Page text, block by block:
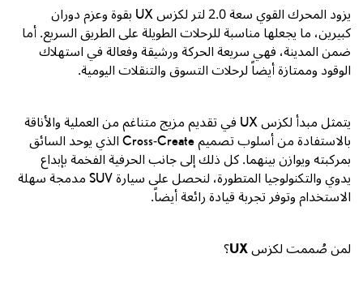
يزود المحرك القوي سعة2.0لتر لكزسUXبقوة وعزم دوران
كبيرين، ما يجعلها مناسبة للرحلات الطويلة على الطريق السريع. أما
ضمن المدينة، فهي سريعة الحركة ورشيقة وفعالة في استهلاك
الوقود وممتازة أيضاً لرحلات التسوق والتنقلات اليومية.
يتمثل مبدأ لكزسUXفي تقديم مزيج متناغم من العملية والأناقة
بالاستفادة من أسلوب تصميمCross-Createالذي يوحد السائق
بمركبته ويوازن بينهما. كل ذلك إلى جانب الحرفية الفخمة بإبداع
يدوي والتكنولوجيا المتطورة، لنحصل على سيارةSUVمدمجة سهلة
الاستخدام وتوفر تجربة قيادة رائعة أيضاً.
لمن صُممت لكزسUX؟